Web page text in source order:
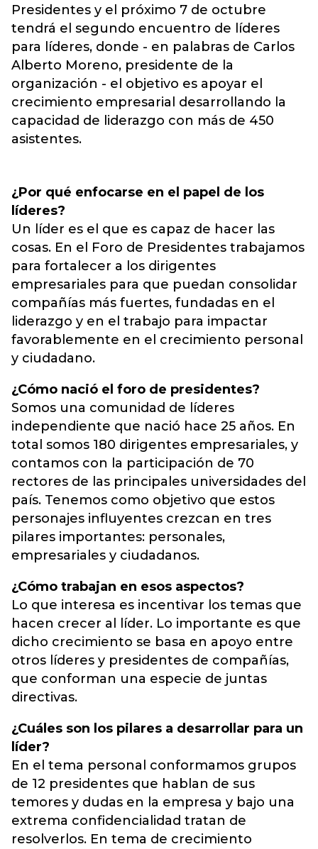
Presidentes y el próximo 7 de octubre
tendrá el segundo encuentro de líderes
para líderes, donde - en palabras de Carlos
Alberto Moreno, presidente de la
organización - el objetivo es apoyar el
crecimiento empresarial desarrollando la
capacidad de liderazgo con más de 450
asistentes.
¿Por qué enfocarse en el papel de los
líderes?
Un líder es el que es capaz de hacer las
cosas. En el Foro de Presidentes trabajamos
para fortalecer a los dirigentes
empresariales para que puedan consolidar
compañías más fuertes, fundadas en el
liderazgo y en el trabajo para impactar
favorablemente en el crecimiento personal
y ciudadano.
¿Cómo nació el foro de presidentes?
Somos una comunidad de líderes
independiente que nació hace 25 años. En
total somos 180 dirigentes empresariales, y
contamos con la participación de 70
rectores de las principales universidades del
país. Tenemos como objetivo que estos
personajes influyentes crezcan en tres
pilares importantes: personales,
empresariales y ciudadanos.
¿Cómo trabajan en esos aspectos?
Lo que interesa es incentivar los temas que
hacen crecer al líder. Lo importante es que
dicho crecimiento se basa en apoyo entre
otros líderes y presidentes de compañías,
que conforman una especie de juntas
directivas.
¿Cuáles son los pilares a desarrollar para un
líder?
En el tema personal conformamos grupos
de 12 presidentes que hablan de sus
temores y dudas en la empresa y bajo una
extrema confidencialidad tratan de
resolverlos. En tema de crecimiento